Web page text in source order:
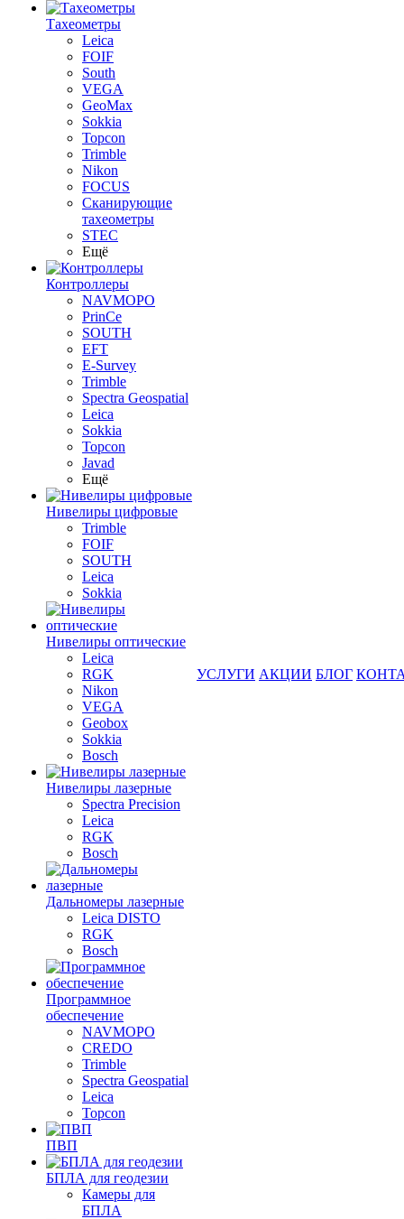
Тахеометры
Leica
FOIF
South
VEGA
GeoMax
Sokkia
Topcon
Trimble
Nikon
FOCUS
Сканирующие
тахеометры
STEC
Ещё
Контроллеры
NAVMOPO
PrinCe
SOUTH
EFT
E-Survey
Trimble
Spectra Geospatial
Leica
Sokkia
Topcon
Javad
Ещё
Нивелиры цифровые
Trimble
FOIF
SOUTH
Leica
Sokkia
Нивелиры оптические
Leica
RGK
Nikon
VEGA
Geobox
Sokkia
Bosch
Нивелиры лазерные
Spectra Precision
Leica
RGK
Bosch
Дальномеры лазерные
Leica DISTO
RGK
Bosch
Программное
обеспечение
NAVMOPO
CREDO
Trimble
Spectra Geospatial
Leica
Topcon
ПВП
БПЛА для геодезии
Камеры для
БПЛА
УСЛУГИ АКЦИИ БЛОГ